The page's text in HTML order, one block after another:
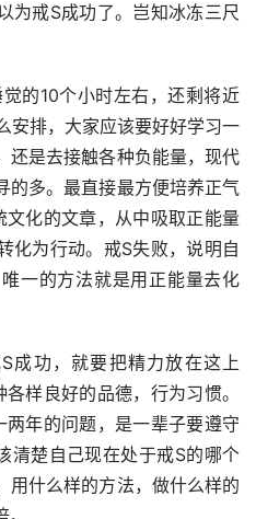
为戒S成功了。岂知冰冻三尺
的10个小时左右，还剩将近
安排，大家应该要好好学习一
还是去接触各种负能量，现代
的多。最直接最方便培养正气
化的文章，从中吸取正能量
化为行动。戒S失败，说明自
一的方法就是用正能量去化
成功，就要把精力放在这上
样良好的品德，行为习惯。
年的问题，是一辈子要遵守
清楚自己现在处于戒S的哪个
用什么样的方法，做什么样的